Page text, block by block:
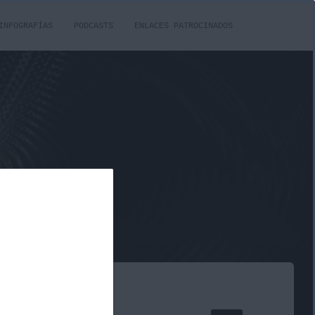
INFOGRAFÍAS PODCASTS ENLACES PATROCINADOS